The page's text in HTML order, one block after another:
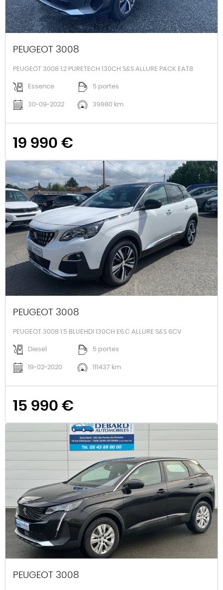
PEUGEOT 3008
PEUGEOT 3008 1.2 PURETECH 130CH S&S ALLURE PACK EAT8
Essence 5 portes
30-09-2022 39980 km
19 990 €
PEUGEOT 3008
PEUGEOT 3008 1.5 BLUEHDI 130CH E6.C ALLURE S&S 6CV
Diesel 5 portes
19-02-2020 111437 km
15 990 €
PEUGEOT 3008